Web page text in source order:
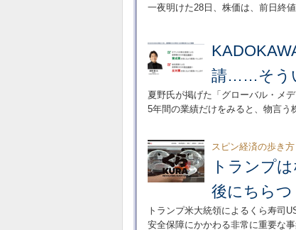
一夜明けた28日、株価は、前日終
請……そう
夏野氏が掲げた「グローバル・メ
5年間の業績だけをみると、物言う
スピン経済の歩き方
トランプ
後にちらつ
トランプ米大統領によるくら寿司
安全保障にかかわる非常に重要な